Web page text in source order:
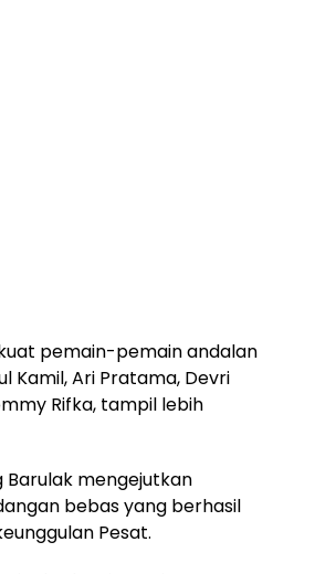
pemain-pemain andalan
Kamil, Ari Pratama, Devri
Rifka, tampil lebih
Barulak mengejutkan
bebas yang berhasil
Pesat.